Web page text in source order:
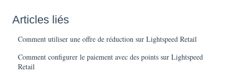
Articles liés
Comment utiliser une offre de réduction sur Lightspeed Retail
Comment configurer le paiement avec des points sur Lightspeed
Retail